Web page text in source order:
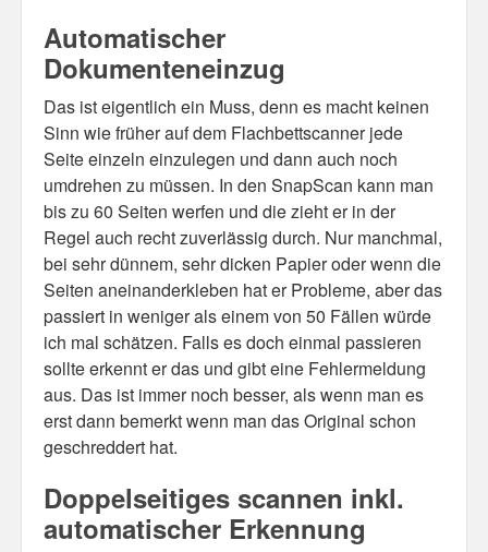
Automatischer
Dokumenteneinzug
Das ist eigentlich ein Muss, denn es macht keinen
Sinn wie früher auf dem Flachbettscanner jede
Seite einzeln einzulegen und dann auch noch
umdrehen zu müssen. In den SnapScan kann man
bis zu 60 Seiten werfen und die zieht er in der
Regel auch recht zuverlässig durch. Nur manchmal,
bei sehr dünnem, sehr dicken Papier oder wenn die
Seiten aneinanderkleben hat er Probleme, aber das
passiert in weniger als einem von 50 Fällen würde
ich mal schätzen. Falls es doch einmal passieren
sollte erkennt er das und gibt eine Fehlermeldung
aus. Das ist immer noch besser, als wenn man es
erst dann bemerkt wenn man das Original schon
geschreddert hat.
Doppelseitiges scannen inkl.
automatischer Erkennung